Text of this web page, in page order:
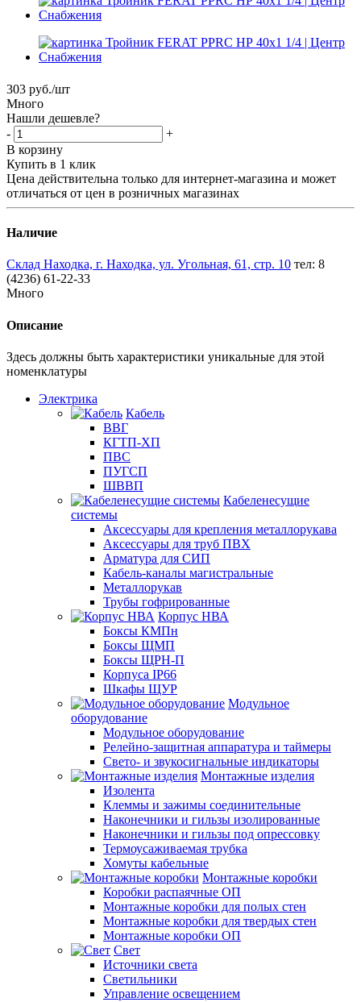
303 руб./шт
Много
Нашли дешевле?
-
+
В корзину
Купить в 1 клик
Цена действительна только для интернет-магазина и может
отличаться от цен в розничных магазинах
Наличие
Склад Находка, г. Находка, ул. Угольная, 61, стр. 10 тел: 8
(4236) 61-22-33
Много
Описание
Здесь должны быть характеристики уникальные для этой
номенклатуры
Электрика
Кабель
ВВГ
КГТП-ХП
ПВС
ПУГСП
ШВВП
Кабеленесущие
системы
Аксессуары для крепления металлорукава
Аксессуары для труб ПВХ
Арматура для СИП
Кабель-каналы магистральные
Металлорукав
Трубы гофрированные
Корпус НВА
Боксы КМПн
Боксы ЩМП
Боксы ЩРН-П
Корпуса IP66
Шкафы ЩУР
Модульное
оборудование
Модульное оборудование
Релейно-защитная аппаратура и таймеры
Свето- и звукосигнальные индикаторы
Монтажные изделия
Изолента
Клеммы и зажимы соединительные
Наконечники и гильзы изолированные
Наконечники и гильзы под опрессовку
Термоусаживаемая трубка
Хомуты кабельные
Монтажные коробки
Коробки распаячные ОП
Монтажные коробки для полых стен
Монтажные коробки для твердых стен
Монтажные коробки ОП
Свет
Источники света
Светильники
Управление освещением